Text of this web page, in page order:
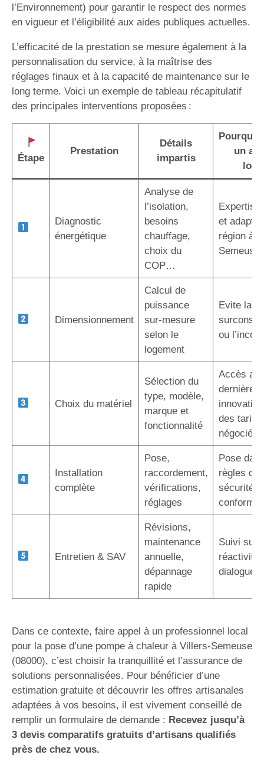
l’Environnement) pour garantir le respect des normes
en vigueur et l’éligibilité aux aides publiques actuelles.
L’efficacité de la prestation se mesure également à la
personnalisation du service, à la maîtrise des
réglages finaux et à la capacité de maintenance sur le
long terme. Voici un exemple de tableau récapitulatif
des principales interventions proposées :
Étape
Prestation
Détails
impartis
un
Diagnostic
énergétique
Analyse de
l’isolation,
besoins
chauffage,
choix du
COP…
Expertise
et
région à
Semeuse
Dimensionnement
Calcul de
puissance
sur-mesure
selon le
logement
Evite la
ou
Choix du matériel
Sélection du
type, modèle,
marque et
fonctionnalité
Accès
dernières
des tarifs
négociés
Installation
complète
Pose,
raccordement,
vérifications,
réglages
Pose
règles de
sécurité
Entretien & SAV
Révisions,
maintenance
annuelle,
dépannage
rapide
Suivi sur
réactivité,
dialogue
Dans ce contexte, faire appel à un professionnel local
pour la pose d’une pompe à chaleur à Villers-Semeuse
(08000), c’est choisir la tranquillité et l’assurance de
solutions personnalisées. Pour bénéficier d’une
estimation gratuite et découvrir les offres artisanales
adaptées à vos besoins, il est vivement conseillé de
remplir un formulaire de demande : Recevez jusqu’à
3 devis comparatifs gratuits d’artisans qualifiés
près de chez vous.